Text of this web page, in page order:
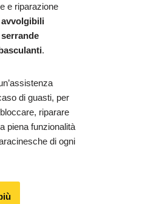
e riparazione
serrande
.
di guasti, per
riparare
piena funzionalità
di ogni